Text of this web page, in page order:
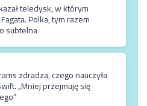
teledysk, w którym
Polka, tym razem
subtelna
zdradza, czego nauczyła
„Mniej przejmuję się